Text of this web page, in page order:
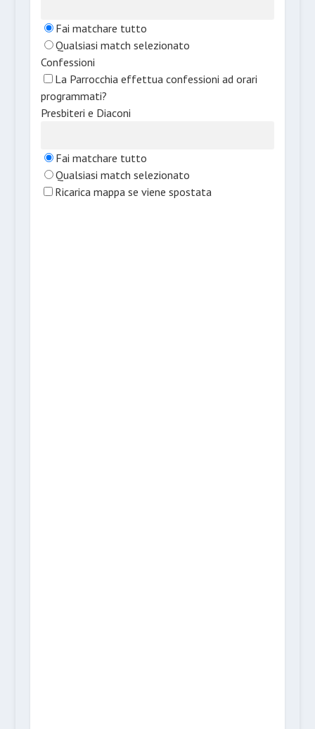
Fai matchare tutto
Qualsiasi match selezionato
Confessioni
La Parrocchia effettua confessioni ad orari
programmati?
Presbiteri e Diaconi
Fai matchare tutto
Qualsiasi match selezionato
Ricarica mappa se viene spostata